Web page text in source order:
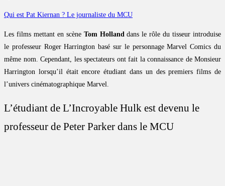
Qui est Pat Kiernan ? Le journaliste du MCU
Les films mettant en scène Tom Hollanddans le rôle du tisseur introduise
le professeur Roger Harrington basé sur le personnage Marvel Comics du
même nom. Cependant, les spectateurs ont fait la connaissance de Monsieur
Harrington lorsqu’il était encore étudiant dans un des premiers films de
l’univers cinématographique Marvel.
L’étudiant de L’Incroyable Hulk est devenu le
professeur de Peter Parker dans le MCU